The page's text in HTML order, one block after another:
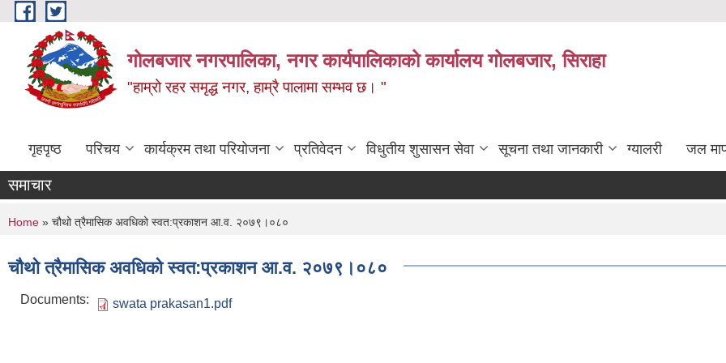
Skip to main content
गोलबजार नगरपालिका, नगर कार्यपालिकाको कार्यालय गोलबजार, सिराहा
"हाम्रो रहर समृद्ध नगर, हाम्रै पालामा सम्भव छ। "
गृहपृष्ठ परिचय कार्यक्रम तथा परियोजना प्रतिवेदन विधुतीय शुसासन सेवा सूचना तथा जानकारी ग्यालरी जल
समाचार
You are here
Home » चौथो त्रैमासिक अवधिको स्वत:प्रकाशन आ.व. २०७९।०८०
चौथो त्रैमासिक अवधिको स्वत:प्रकाशन आ.व. २०७९।०८०
Documents: swata prakasan1.pdf